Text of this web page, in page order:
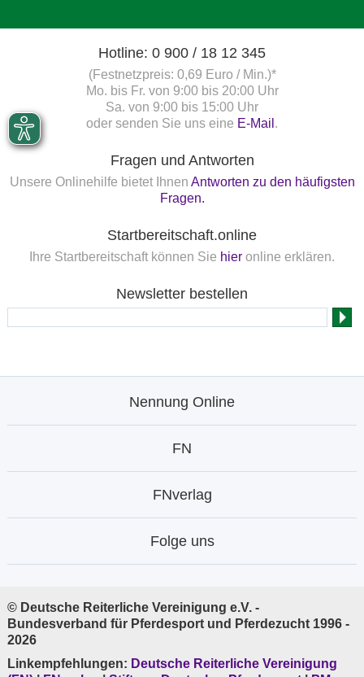
Hotline: 0 900 / 18 12 345
(Festnetzpreis: 0,69 Euro / Min.)*
Mo. bis Fr. von 9:00 bis 20:00 Uhr
Sa. von 9:00 bis 15:00 Uhr
oder senden Sie uns eine E-Mail .
Fragen und Antworten
Unsere Onlinehilfe bietet Ihnen Antworten zu den häufigsten
Fragen.
Startbereitschaft.online
Ihre Startbereitschaft können Sie hier online erklären.
Newsletter bestellen
Nennung Online
FN
FNverlag
Folge uns
© Deutsche Reiterliche Vereinigung e.V. -
Bundesverband für Pferdesport und Pferdezucht 1996 -
2026
Linkempfehlungen: Deutsche Reiterliche Vereinigung